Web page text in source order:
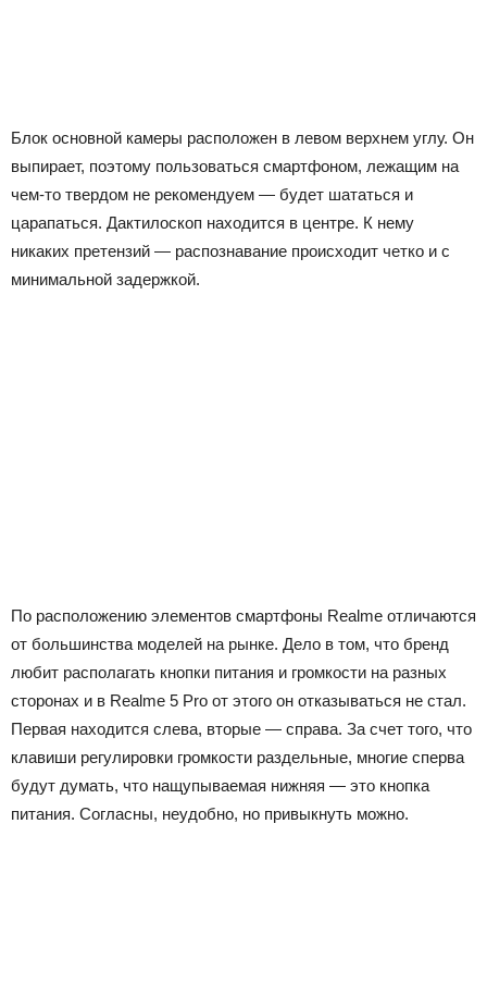
Блок основной камеры расположен в левом верхнем углу. Он
выпирает, поэтому пользоваться смартфоном, лежащим на
чем-то твердом не рекомендуем — будет шататься и
царапаться. Дактилоскоп находится в центре. К нему
никаких претензий — распознавание происходит четко и с
минимальной задержкой.
По расположению элементов смартфоны Realme отличаются
от большинства моделей на рынке. Дело в том, что бренд
любит располагать кнопки питания и громкости на разных
сторонах и в Realme 5 Pro от этого он отказываться не стал.
Первая находится слева, вторые — справа. За счет того, что
клавиши регулировки громкости раздельные, многие сперва
будут думать, что нащупываемая нижняя — это кнопка
питания. Согласны, неудобно, но привыкнуть можно.